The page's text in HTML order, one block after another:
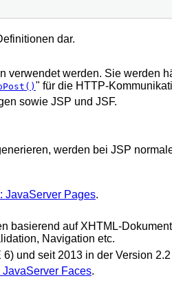
dar.
verwendet werden. Sie werden
" für die HTTP-
sowie JSP und JSF.
werden bei JSP
JavaServer Pages.
basierend auf XHTML-
Navigation etc.
und seit 2013 in der Version
Faces.